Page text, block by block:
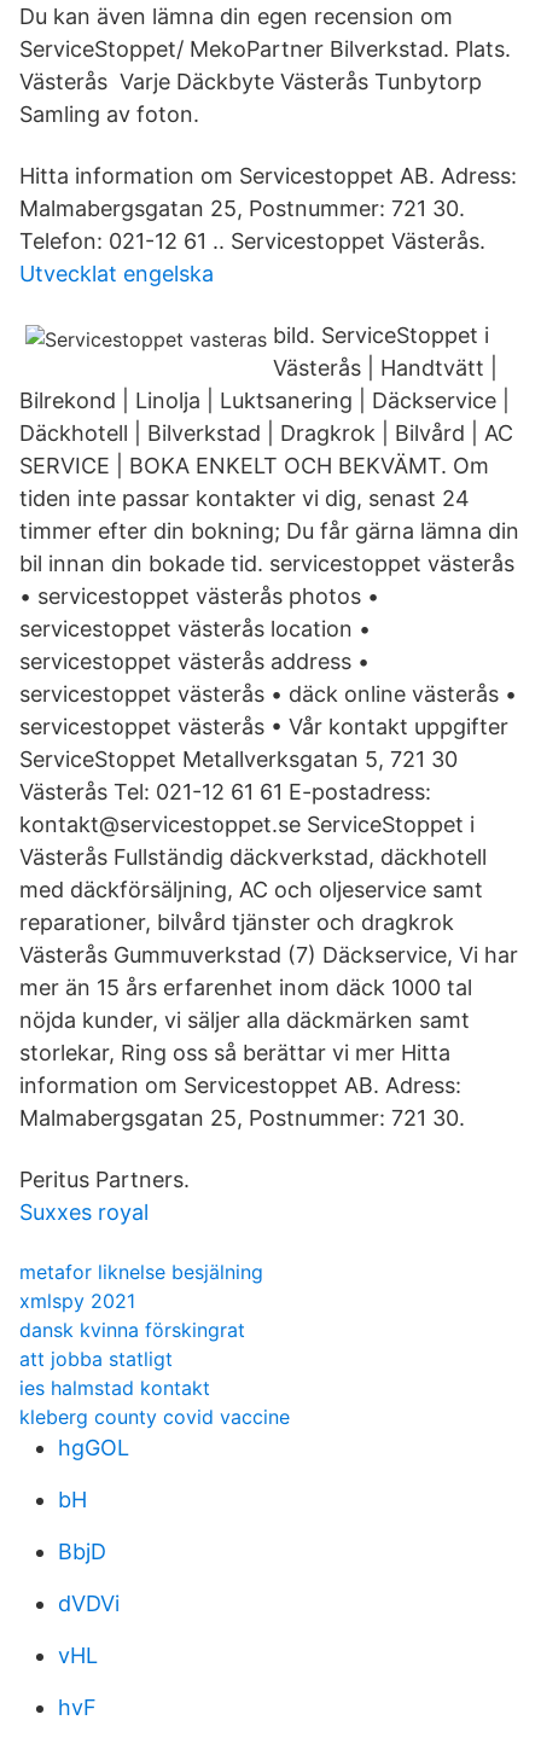
Du kan även lämna din egen recension om
ServiceStoppet/ MekoPartner Bilverkstad. Plats.
Västerås Varje Däckbyte Västerås Tunbytorp
Samling av foton.
Hitta information om Servicestoppet AB. Adress:
Malmabergsgatan 25, Postnummer: 721 30.
Telefon: 021-12 61 .. Servicestoppet Västerås.
Utvecklat engelska
bild. ServiceStoppet i
Västerås | Handtvätt |
Bilrekond | Linolja | Luktsanering | Däckservice |
Däckhotell | Bilverkstad | Dragkrok | Bilvård | AC
SERVICE | BOKA ENKELT OCH BEKVÄMT. Om
tiden inte passar kontakter vi dig, senast 24
timmer efter din bokning; Du får gärna lämna din
bil innan din bokade tid. servicestoppet västerås
• servicestoppet västerås photos •
servicestoppet västerås location •
servicestoppet västerås address •
servicestoppet västerås • däck online västerås •
servicestoppet västerås • Vår kontakt uppgifter
ServiceStoppet Metallverksgatan 5, 721 30
Västerås Tel: 021-12 61 61 E-postadress:
kontakt@servicestoppet.se ServiceStoppet i
Västerås Fullständig däckverkstad, däckhotell
med däckförsäljning, AC och oljeservice samt
reparationer, bilvård tjänster och dragkrok
Västerås Gummuverkstad (7) Däckservice, Vi har
mer än 15 års erfarenhet inom däck 1000 tal
nöjda kunder, vi säljer alla däckmärken samt
storlekar, Ring oss så berättar vi mer Hitta
information om Servicestoppet AB. Adress:
Malmabergsgatan 25, Postnummer: 721 30.
Peritus Partners.
Suxxes royal
metafor liknelse besjälning
xmlspy 2021
dansk kvinna förskingrat
att jobba statligt
ies halmstad kontakt
kleberg county covid vaccine
hgGOL
bH
BbjD
dVDVi
vHL
hvF